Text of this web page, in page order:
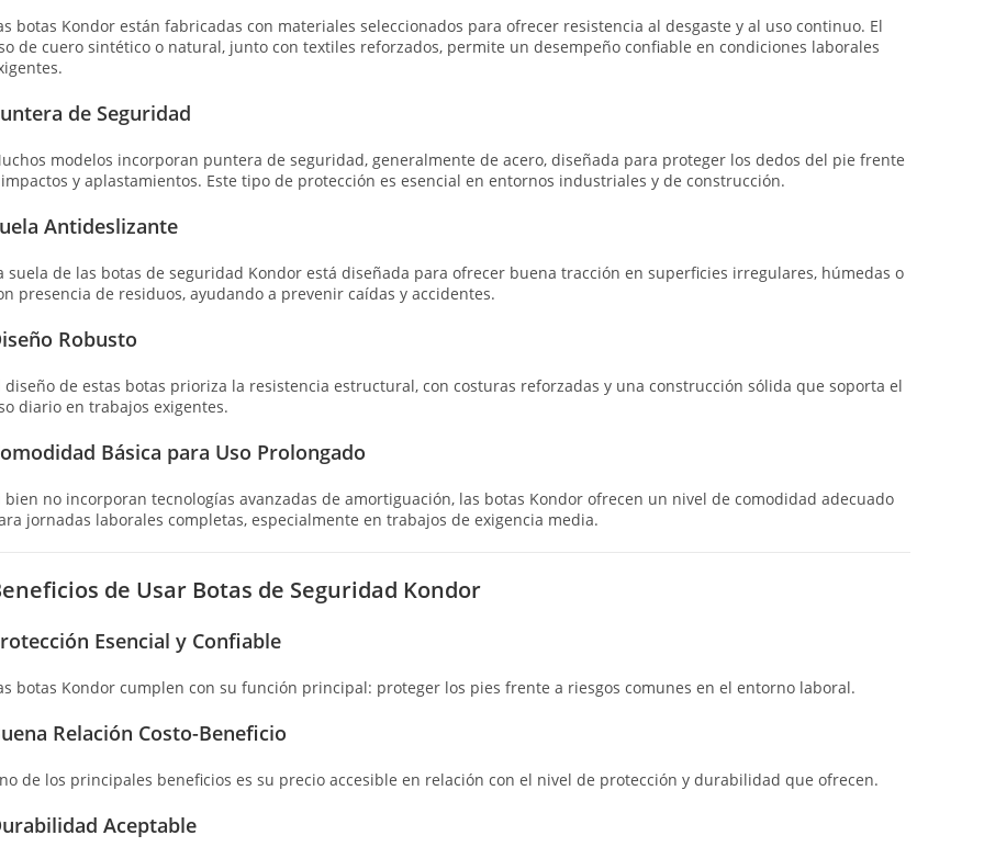
botas Kondor están fabricadas con materiales seleccionados para ofrecer resistencia al desgaste y al uso continuo. El
de cuero sintético o natural, junto con textiles reforzados, permite un desempeño confiable en condiciones laborales
de Seguridad
modelos incorporan puntera de seguridad, generalmente de acero, diseñada para proteger los dedos del pie frente
y aplastamientos. Este tipo de protección es esencial en entornos industriales y de construcción.
Antideslizante
suela de las botas de seguridad Kondor está diseñada para ofrecer buena tracción en superficies irregulares, húmedas o
presencia de residuos, ayudando a prevenir caídas y accidentes.
Robusto
diseño de estas botas prioriza la resistencia estructural, con costuras reforzadas y una construcción sólida que soporta el
diario en trabajos exigentes.
Básica para Uso Prolongado
bien no incorporan tecnologías avanzadas de amortiguación, las botas Kondor ofrecen un nivel de comodidad adecuado
jornadas laborales completas, especialmente en trabajos de exigencia media.
de Usar Botas de Seguridad Kondor
Esencial y Confiable
botas Kondor cumplen con su función principal: proteger los pies frente a riesgos comunes en el entorno laboral.
Relación Costo-Beneficio
de los principales beneficios es su precio accesible en relación con el nivel de protección y durabilidad que ofrecen.
Aceptable